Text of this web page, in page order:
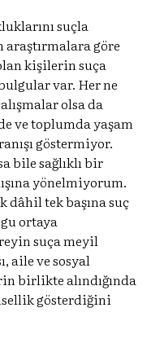
suçla
göre
kişilerin suça
var. Her ne
olsa da
ve toplumda yaşam
göstermiyor.
bile sağlıklı bir
yönelmiyorum.
dâhil tek başına suç
ortaya
suça meyil
aile ve sosyal
birlikte alındığında
gösterdiğini